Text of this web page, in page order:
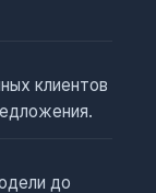
клиентов
до